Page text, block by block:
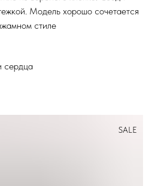
Модель хорошо сочетается
стиле
сердца
SALE